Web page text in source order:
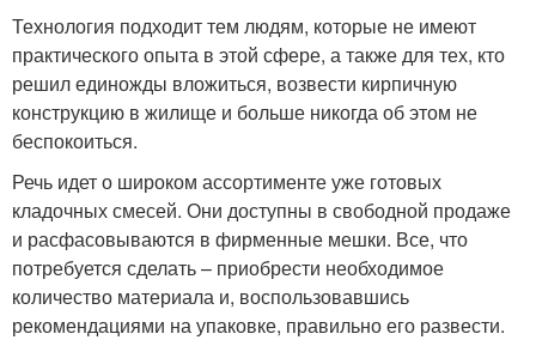
Технология подходит тем людям, которые не имеют
практического опыта в этой сфере, а также для тех, кто
решил единожды вложиться, возвести кирпичную
конструкцию в жилище и больше никогда об этом не
беспокоиться.
Речь идет о широком ассортименте уже готовых
кладочных смесей. Они доступны в свободной продаже
и расфасовываются в фирменные мешки. Все, что
потребуется сделать – приобрести необходимое
количество материала и, воспользовавшись
рекомендациями на упаковке, правильно его развести.